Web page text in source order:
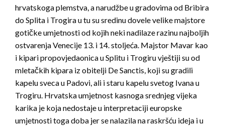
hrvatskoga plemstva, a narudžbe u gradovima od Bribira
do Splita i Trogira u tu su sredinu dovele velike majstore
gotičke umjetnosti od kojih neki nadilaze razinu najboljih
ostvarenja Venecije 13. i 14. stoljeća. Majstor Mavar kao
i kipari propovjedaonica u Splitu i Trogiru vještiji su od
mletačkih kipara iz obitelji De Sanctis, koji su gradili
kapelu sveca u Padovi, ali i staru kapelu svetog Ivana u
Trogiru. Hrvatska umjetnost kasnoga srednjeg vijeka
karika je koja nedostaje u interpretaciji europske
umjetnosti toga doba jer se nalazila na raskršću ideja i u